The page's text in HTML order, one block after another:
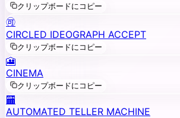
クリップボードにコピー
🉑
CIRCLED IDEOGRAPH ACCEPT
クリップボードにコピー
🎦
CINEMA
クリップボードにコピー
🏧
AUTOMATED TELLER MACHINE